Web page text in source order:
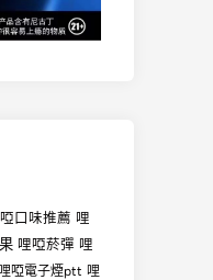
口味推薦 哩
哩啞菸彈 哩
哩啞電子煙ptt 哩